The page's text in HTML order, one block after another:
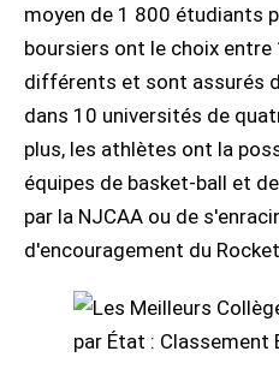
moyen de 1 800 étudiants
boursiers ont le choix
différents et sont assurés
dans 10 universités de
plus, les athlètes ont la
équipes de basket-ball et
par la NJCAA ou de
d'encouragement du